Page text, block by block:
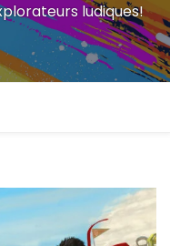
ludiques!